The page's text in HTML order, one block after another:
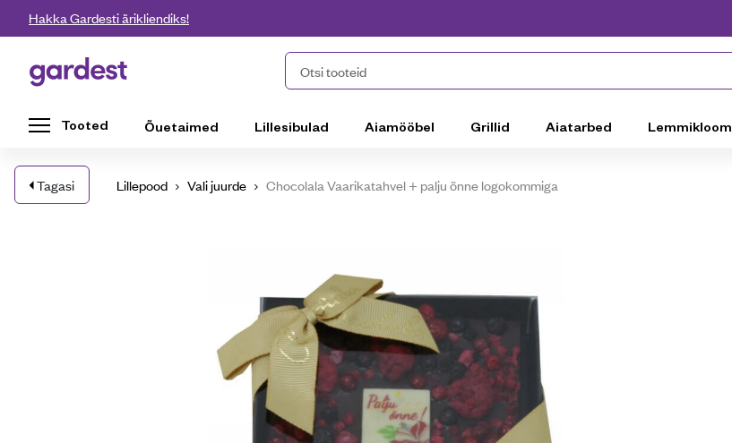
Liigu edasi põhisisu juurde
Hakka Gardesti ärikliendiks!
Gardest Otsi tooteid
Tooted Õuetaimed Lillesibulad Aiamööbel Grillid Aiatarbed Lemmikloom
Tagasi Lillepood Vali juurde Chocolala Vaarikatahvel + palju õnne logokommiga